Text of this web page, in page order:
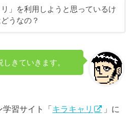
リ」を利用しようと思っているけ
うなの？
きていきます。
学習サイト「キラキャリ
」に